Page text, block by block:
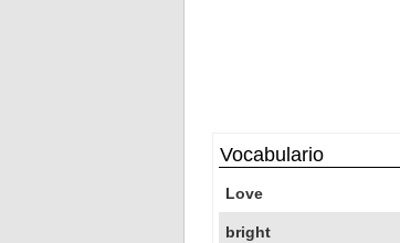
Vocabulario
Love
bright